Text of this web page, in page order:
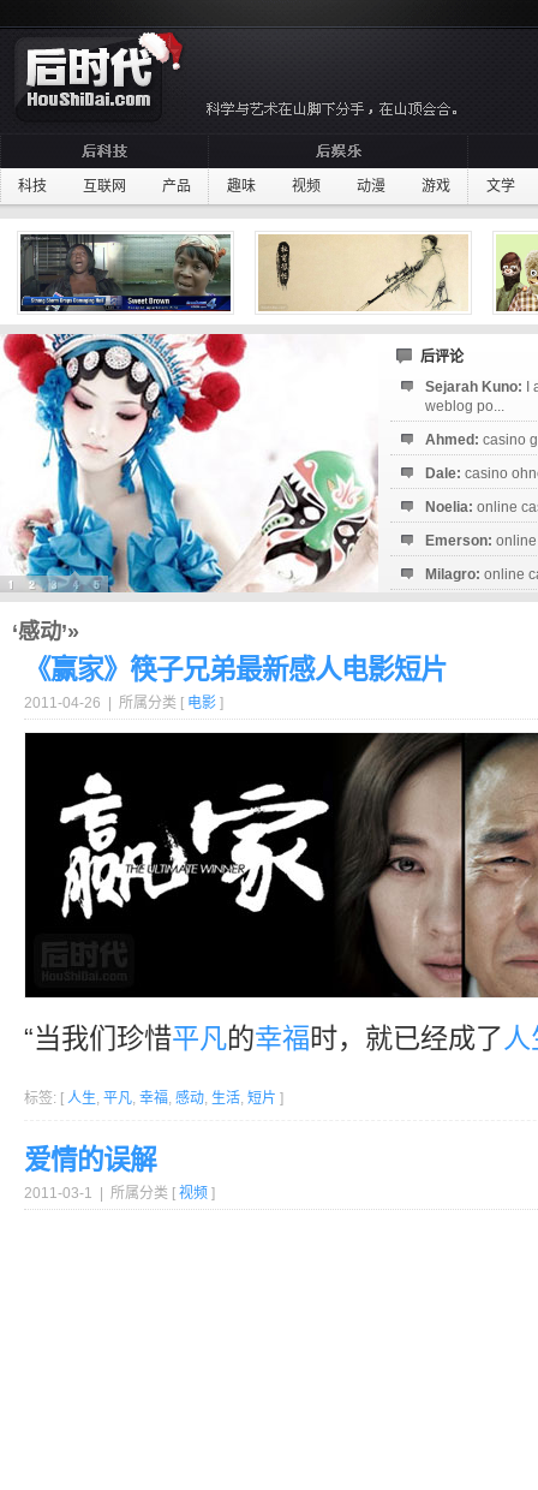
科技 互联网 产品 趣味 视频 动漫 游戏 文学
后评论
Sejarah Kuno:
weblog po...
Ahmed: casino
Dale: casino
Noelia: online
Emerson:
Milagro: online
‘感动’»
《赢家》筷子兄弟最新感人电影短片
2011-04-26 | 所属分类 [ 电影 ]
“当我们珍惜平凡的幸福时，就已经成了
标签: [ 人生, 平凡, 幸福, 感动, 生活, 短片 ]
爱情的误解
2011-03-1 | 所属分类 [ 视频 ]